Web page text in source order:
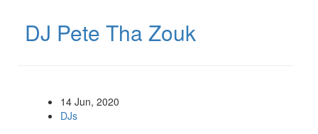
DJ Pete Tha Zouk
14 Jun, 2020
DJs